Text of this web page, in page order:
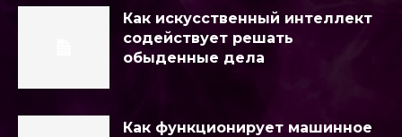
Как искусственный интеллект
содействует решать
обыденные дела
Как функционирует машинное